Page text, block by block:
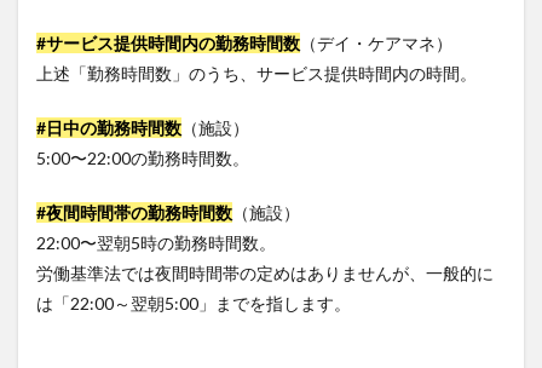
#サービス提供時間内の勤務時間数 （デイ・ケアマネ）
上述「勤務時間数」のうち、サービス提供時間内の時間。
#日中の勤務時間数 （施設）
5:00〜22:00の勤務時間数。
#夜間時間帯の勤務時間数 （施設）
22:00〜翌朝5時の勤務時間数。
労働基準法では夜間時間帯の定めはありませんが、一般的に
は「22:00～翌朝5:00」までを指します。